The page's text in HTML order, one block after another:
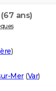
(67 ans)
)
Mer(Var)